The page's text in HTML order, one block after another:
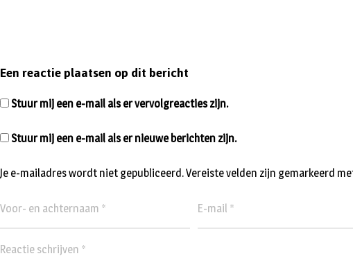
Een reactie plaatsen op dit bericht
Je e-mailadres wordt niet gepubliceerd.Vereiste velden zijn gemarkeerd
Stuur mij een e-mail als er vervolgreacties zijn.
Stuur mij een e-mail als er nieuwe berichten zijn.